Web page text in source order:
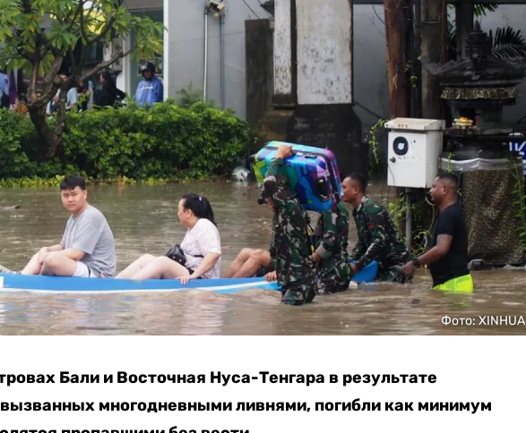
Фото: XINHUA
Бали и Восточная Нуса-Тенгара в результате
многодневными ливнями, погибли как минимум